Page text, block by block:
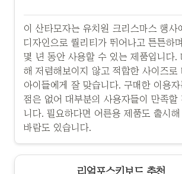
이 산타모자는 유치원 크리스마스 행사
디자인으로 퀄리티가 뛰어나고 튼튼하
몇 년 동안 사용할 수 있는 제품입니다.
해 저렴해보이지 않고 적합한 사이즈로
아이들에게 잘 맞습니다. 구매한 이용
점은 없어 대부분의 사용자들이 만족할
니다. 필요하다면 어른용 제품도 출시
바람도 있습니다.
리얼포스키보드 추천